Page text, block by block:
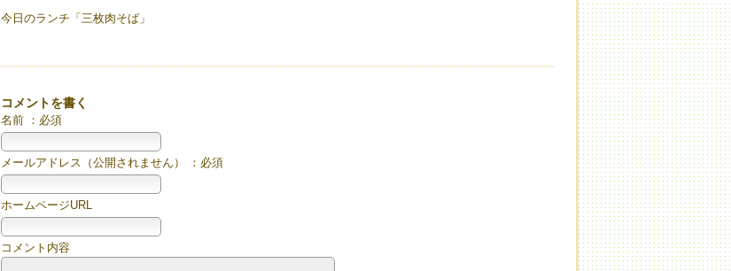
今日のランチ「三枚肉そば」
コメントを書く
名前 ：必須
メールアドレス（公開されません） ：必須
ホームページURL
コメント内容